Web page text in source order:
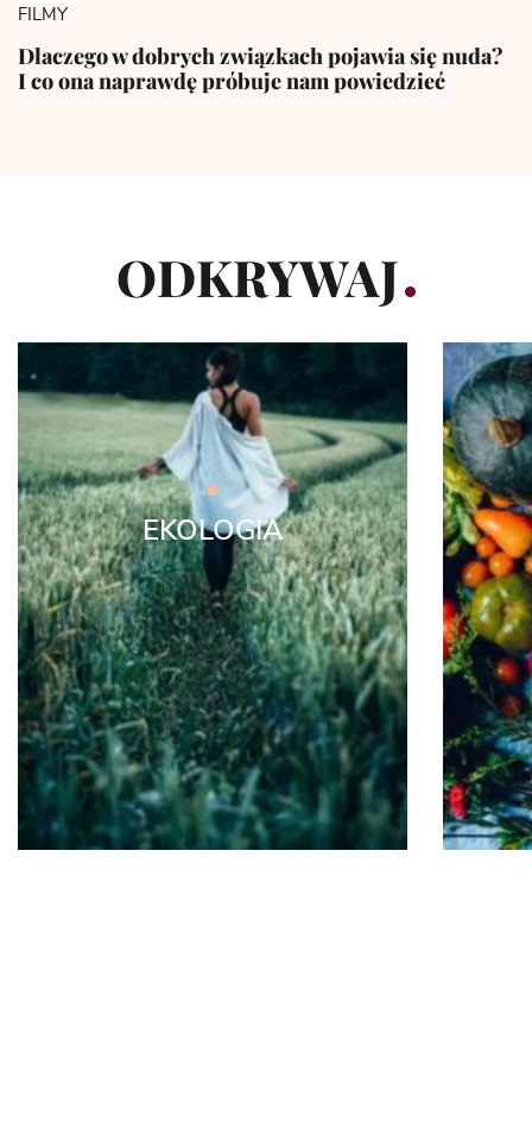
FILMY
Dlaczego w dobrych związkach pojawia się nuda?
I co ona naprawdę próbuje nam powiedzieć
ODKRYWAJ
EKOLOGIA